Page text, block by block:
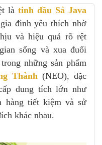
là tinh dầu Sả Java
đình yêu thích nhờ
và hiệu quả rõ rệt
sống và xua đuổi
những sản phẩm
Thành (NEO), đặc
dung tích lớn như
hàng tiết kiệm và sử
khác nhau.